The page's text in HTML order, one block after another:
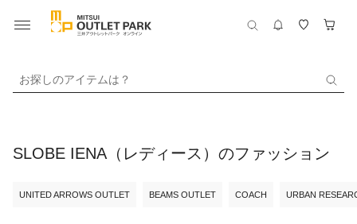
お探しのアイテムは？
SLOBE IENA（レディース）のファッション
UNITED ARROWS OUTLET BEAMS OUTLET COACH URBAN